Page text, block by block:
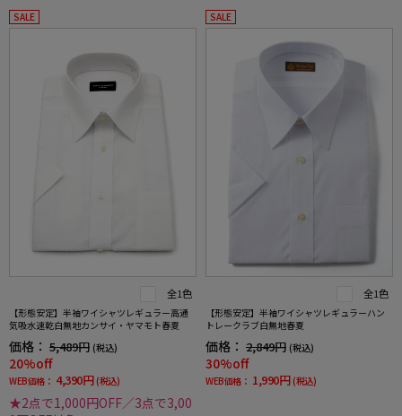
SALE
全1色
【形態安定】半袖ワイシャツレギュラー高通
気吸水速乾白無地カンサイ・ヤマモト春夏
価格： 5,489円 (税込)
20%off
WEB価格： 4,390円 (税込)
★2点で1,000円OFF／3点で3,00
SALE
全1色
【形態安定】半袖ワイシャツレギュラーハン
トレークラブ白無地春夏
価格： 2,849円 (税込)
30%off
WEB価格： 1,990円 (税込)